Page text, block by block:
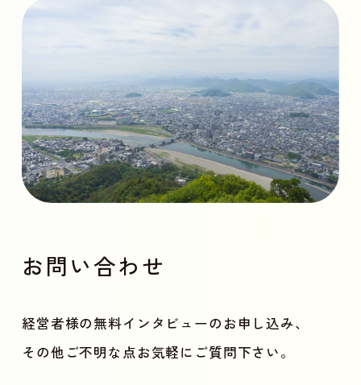
お問い合わせ
経営者様の無料インタビューのお申し込み、
その他ご不明な点お気軽にご質問下さい。